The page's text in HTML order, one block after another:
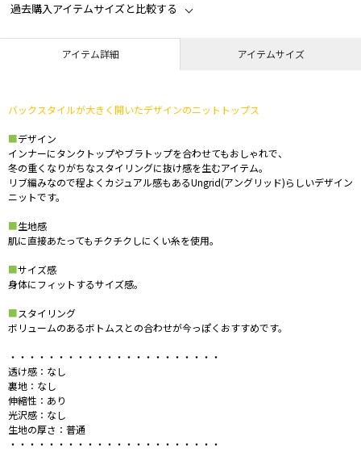
過去購入アイテムサイズと比較する
アイテム詳細 アイテムサイズ
バックスタイルが大きく開いたデザインのニットトップス
■デザイン
インナーにタンクトップやブラトップを合わせてもおしゃれで、
冬の重くなりがちなスタイリングに抜け感を生むアイテム。
リブ編みなので程よくカジュアル感もあるUngrid(アングリッド)らしいデザイン
ニットです。
■生地感
肌に直接あたってもチクチクしにくい糸を使用。
■サイズ感
身体にフィットするサイズ感。
■スタイリング
ボリュームのあるボトムスとの合わせが今っぽくおすすめです。
・・・・・・・・・・・・・・・・・・・・・・
透け感：なし
裏地：なし
伸縮性：あり
光沢感：なし
生地の厚さ：普通
・・・・・・・・・・・・・・・・・・・・・・